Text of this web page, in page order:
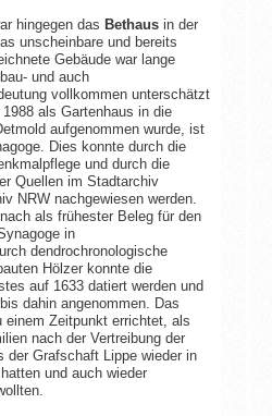
hingegen das Bethausin der
unscheinbare und bereits
Gebäude war lange
und auch
vollkommen unterschätzt
als Gartenhaus in die
aufgenommen wurde, ist
Dies konnte durch die
und durch die
Quellen im Stadtarchiv
NRW nachgewiesen werden.
als frühester Beleg für den
in
dendrochronologische
Hölzer konnte die
auf 1633 datiert werden und
dahin angenommen. Das
einem Zeitpunkt errichtet, als
nach der Vertreibung der
der Grafschaft Lippe wieder in
und auch wieder